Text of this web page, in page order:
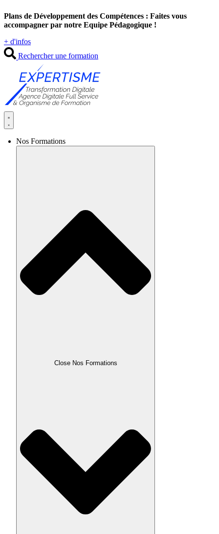
au
contenu
Plans de Développement des Compétences : Faites vous
accompagner par notre Equipe Pédagogique !
+ d'infos
Rechercher une formation
Nos Formations
Close Nos Formations